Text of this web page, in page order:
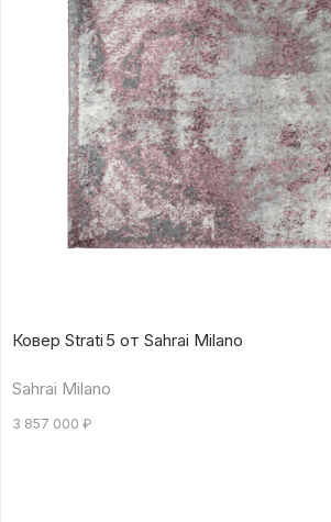
Ковер Strati 5 от Sahrai Milano
Sahrai Milano
3 857 000 ₽